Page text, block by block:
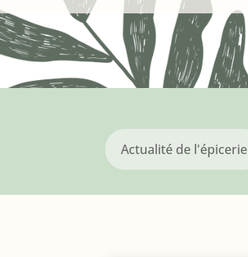
Actualité de l'épicerie